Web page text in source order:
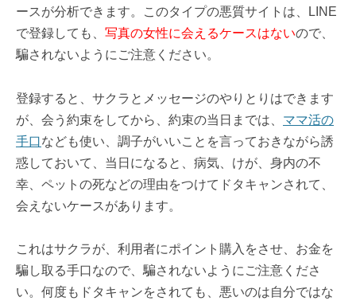
ースが分析できます。このタイプの悪質サイトは、LINE
で登録しても、 写真の女性に会えるケースはないので、
騙されないようにご注意ください。
登録すると、サクラとメッセージのやりとりはできます
が、会う約束をしてから、約束の当日までは、 ママ活の
手口なども使い、調子がいいことを言っておきながら誘
惑しておいて、当日になると、病気、けが、身内の不
幸、ペットの死などの理由をつけてドタキャンされて、
会えないケースがあります。
これはサクラが、利用者にポイント購入をさせ、お金を
騙し取る手口なので、騙されないようにご注意くださ
い。何度もドタキャンをされても、悪いのは自分ではな